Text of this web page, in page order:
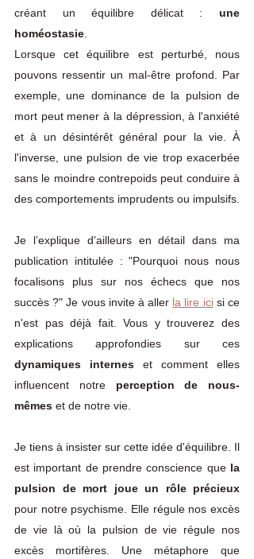
créant un équilibre délicat : une
homéostasie
Lorsque cet équilibre est perturbé, nous
pouvons ressentir un mal-être profond. Par
exemple, une dominance de la pulsion de
mort peut mener à la dépression, à l'anxiété
et à un désintérêt général pour la vie. À
l'inverse, une pulsion de vie trop exacerbée
sans le moindre contrepoids peut conduire à
des comportements imprudents ou impulsifs.
Je l’explique d’ailleurs en détail dans ma
publication intitulée : "Pourquoi nous nous
focalisons plus sur nos échecs que nos
succès ?" Je vous invite à aller la lire ici si ce
n'est pas déjà fait. Vous y trouverez des
dynamiques internes et comment elles
influencent notre perception de nous-
mêmes et de notre vie.
Je tiens à insister sur cette idée d'équilibre. Il
est important de prendre conscience que la
pulsion de mort joue un rôle précieux
pour notre psychisme. Elle régule nos excès
de vie là où la pulsion de vie régule nos
excès mortifères. Une métaphore que